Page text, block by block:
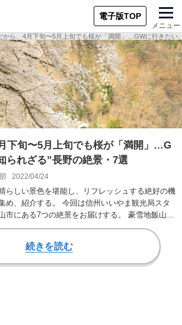
電子版TOP
メニュー
から、4月下旬〜5月上旬でも桜が「満開」…GWに行きたい
下旬〜5月上旬でも桜が「満開」…G
られざる”長野の絶景・7選
2022/04/24
らしい景色を堪能し、リフレッシュする絶好の機
め、紹介する。 今回は信州いいやま観光局スタ
市にある7つの絶景をお届けする。 豪雪地飯山市
続きを読む